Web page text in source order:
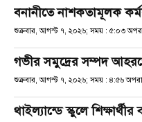
বনানীতে নাশকতামূলক
শুক্রবার, আগস্ট ৭, ২০২৬; সময় : ৫:০৩
গভীর সমুদ্রের সম্পদ আহরণের
শুক্রবার, আগস্ট ৭, ২০২৬; সময় : ৪:৫৬
থাইল্যান্ডে স্কুলে